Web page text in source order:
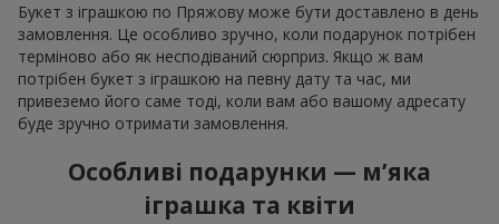
Букет з іграшкою по Пряжову може бути доставлено в день
замовлення. Це особливо зручно, коли подарунок потрібен
терміново або як несподіваний сюрприз. Якщо ж вам
потрібен букет з іграшкою на певну дату та час, ми
привеземо його саме тоді, коли вам або вашому адресату
буде зручно отримати замовлення.
Особливі подарунки — м’яка
іграшка та квіти